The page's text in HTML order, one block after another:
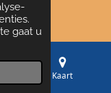
gaat u
Kaart